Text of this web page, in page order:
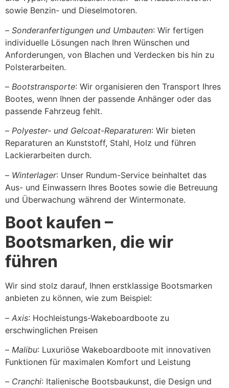
sowie Benzin- und Dieselmotoren.
– Sonderanfertigungen und Umbauten: Wir fertigen
individuelle Lösungen nach Ihren Wünschen und
Anforderungen, von Blachen und Verdecken bis hin zu
Polsterarbeiten.
– Bootstransporte: Wir organisieren den Transport Ihres
Bootes, wenn Ihnen der passende Anhänger oder das
passende Fahrzeug fehlt.
– Polyester- und Gelcoat-Reparaturen: Wir bieten
Reparaturen an Kunststoff, Stahl, Holz und führen
Lackierarbeiten durch.
– Winterlager: Unser Rundum-Service beinhaltet das
Aus- und Einwassern Ihres Bootes sowie die Betreuung
und Überwachung während der Wintermonate.
Boot kaufen –
Bootsmarken, die wir
führen
Wir sind stolz darauf, Ihnen erstklassige Bootsmarken
anbieten zu können, wie zum Beispiel:
– Axis: Hochleistungs-Wakeboardboote zu
erschwinglichen Preisen
– Malibu: Luxuriöse Wakeboardboote mit innovativen
Funktionen für maximalen Komfort und Leistung
– Cranchi: Italienische Bootsbaukunst, die Design und